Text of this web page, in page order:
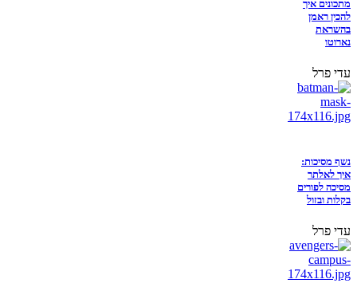
מתכונים איך
להכין ראמן
בהשראת
נארוטו
עדי פרל
נשף מסיכות:
איך לאלתר
מסיכה לפורים
בקלות ובזול
עדי פרל